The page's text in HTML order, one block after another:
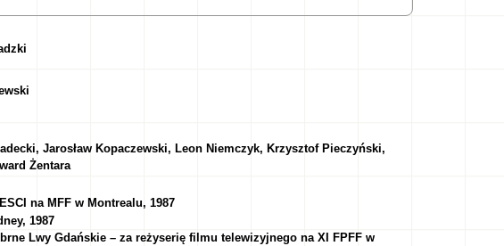
Jarosław Kopaczewski, Leon Niemczyk, Krzysztof Pieczyński,
Żentara
na MFF w Montrealu, 1987
1987
Lwy Gdańskie – za reżyserię filmu telewizyjnego na XI FPFF w